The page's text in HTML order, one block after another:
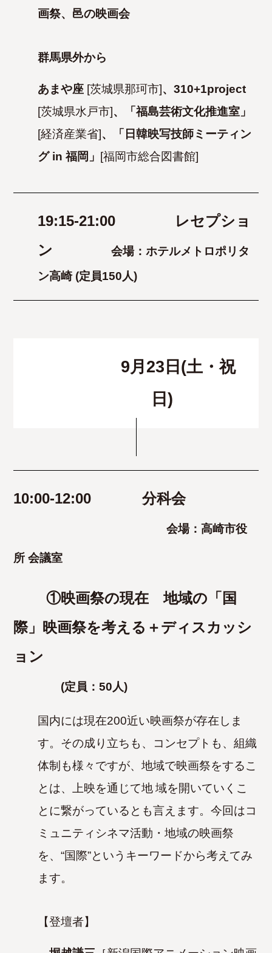
画祭、 邑の映画会
群馬県外から
あまや座 [茨城県那珂市]、310+1project
[茨城県水戸市]、
「福島芸術文化推進室」
[経済産業省]、
「日韓映写技師ミーティン
グ in 福岡」
[福岡市総合図書館]
19:15-21:00
レセプショ
ン会場：ホテルメトロポリタ
ン高崎 (定員150人)
9月23 日(土・祝
日)
10:00-12:00 分科会
会場：高崎市役
所 会議室
①映画祭の現在 地域の「国
際」映画祭を考える＋ディスカッシ
ョン
(定員：50人)
国内には現在200近い映画祭が存在しま
す。その成り立ちも、コンセプトも、組織
体制も様々ですが、地域で映画祭をするこ
とは、上映を通じて地 域を開いていくこ
とに繋がっているとも言えます。今回はコ
ミュニティシネマ活動・地域の映画祭
を、“国際”というキーワードから考えてみ
ます。
【登壇者】